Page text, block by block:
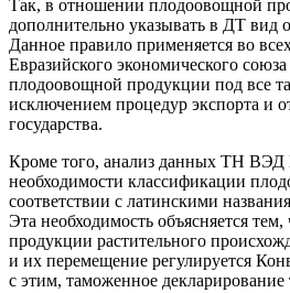
Так, в отношении плодоовощной
дополнительно указывать в ДТ вид
Данное правило применяется во
Евразийского экономического
плодоовощной продукции под все
исключением процедур экспорта и
государства.
Кроме того, анализ данных ТН ВЭД
необходимости классификации
соответствии с латинскими
Эта необходимость объясняется
продукции растительного
и их перемещение регулируется
с этим, таможенное